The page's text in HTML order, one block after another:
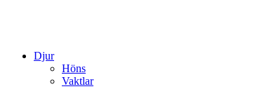
Djur
Höns
Vaktlar